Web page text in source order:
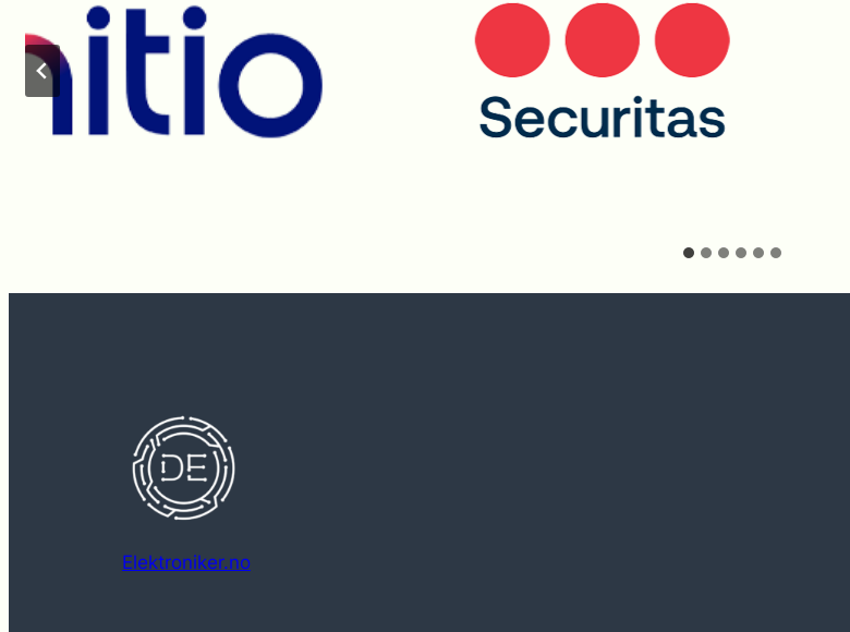
Elektroniker.no